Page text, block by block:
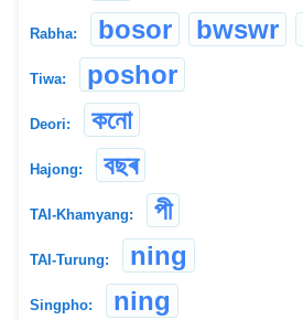
Rabha: bosor bwswr
Tiwa: poshor
Deori: কনো
Hajong: বছৰ
TAI-Khamyang: পী
TAI-Turung: ning
Singpho: ning